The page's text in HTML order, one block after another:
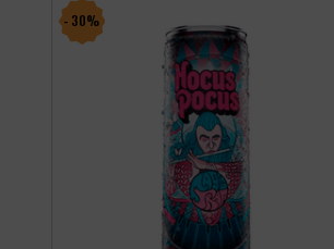
- 30%